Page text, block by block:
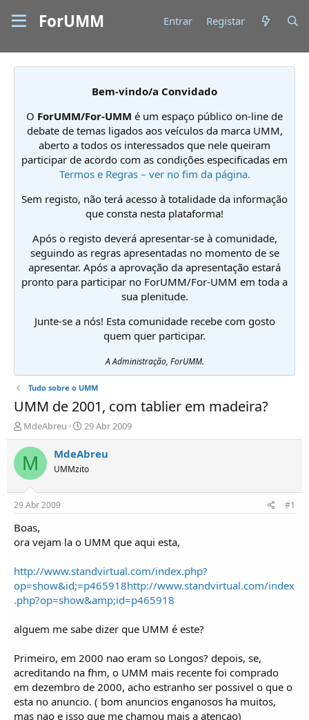
ForUMM Entrar Registar
Bem-vindo/a Convidado
O ForUMM/For-UMM é um espaço público on-line de
debate de temas ligados aos veículos da marca UMM,
aberto a todos os interessados que nele queiram
participar de acordo com as condições especificadas em
Termos e Regras – ver no fim da página.
Sem registo, não terá acesso à totalidade da informação
que consta nesta plataforma!
Após o registo deverá apresentar-se à comunidade,
seguindo as regras apresentadas no momento de se
apresentar. Após a aprovação da apresentação estará
pronto para participar no ForUMM/For-UMM em toda a
sua plenitude.
Junte-se a nós! Esta comunidade recebe com gosto
quem quer participar.
A Administração, ForUMM.
Tudo sobre o UMM
UMM de 2001, com tablier em madeira?
I
n
i
c
i
d
o
r
e
ó
p
i
s
MdeAbreu
D
a
t
d
c
29 Abr 2009
M MdeAbreu
UMMzito
29 Abr 2009 #1
Boas,
ora vejam la o UMM que aqui esta,
http://www.standvirtual.com/index.php?
op=show&id;=p465918http://www.standvirtual.com/index
.php?op=show&amp;id=p465918
alguem me sabe dizer que UMM é este?
Primeiro, em 2000 nao eram so Longos? depois, se,
acreditando na fhm, o UMM mais recente foi comprado
em dezembro de 2000, acho estranho ser possivel o que o
esta no anuncio. ( bom anuncios enganosos ha muitos,
mas nao e isso que me chamou mais a atençao)